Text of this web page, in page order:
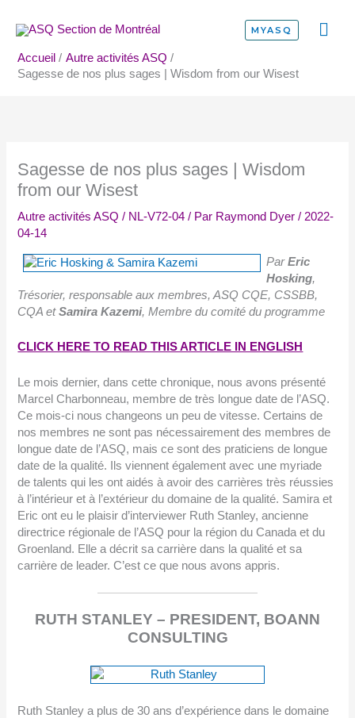
contenu
MYASQ
Accueil
Autre activités ASQ
Sagesse de nos plus sages | Wisdom from our Wisest
Sagesse de nos plus sages | Wisdom
from our Wisest
Autre activités ASQ / NL-V72-04 / Par Raymond Dyer/2022-
04-14
ParEric
Hosking,
Trésorier, responsable aux membres, ASQ CQE, CSSBB,
CQA etSamira Kazemi, Membre du comité du programme
CLICK HERE TO READ THIS ARTICLE IN ENGLISH
Le mois dernier, dans cette chronique, nous avons présenté
Marcel Charbonneau, membre de très longue date de l’ASQ.
Ce mois-ci nous changeons un peu de vitesse. Certains de
nos membres ne sont pas nécessairement des membres de
longue date de l’ASQ, mais ce sont des praticiens de longue
date de la qualité. Ils viennent également avec une myriade
de talents qui les ont aidés à avoir des carrières très réussies
à l’intérieur et à l’extérieur du domaine de la qualité. Samira et
Eric ont eu le plaisir d’interviewer Ruth Stanley, ancienne
directrice régionale de l’ASQ pour la région du Canada et du
Groenland. Elle a décrit sa carrière dans la qualité et sa
carrière de leader. C’est ce que nous avons appris.
RUTH STANLEY – PRESIDENT, BOANN
CONSULTING
Ruth Stanley a plus de 30 ans d’expérience dans le domaine